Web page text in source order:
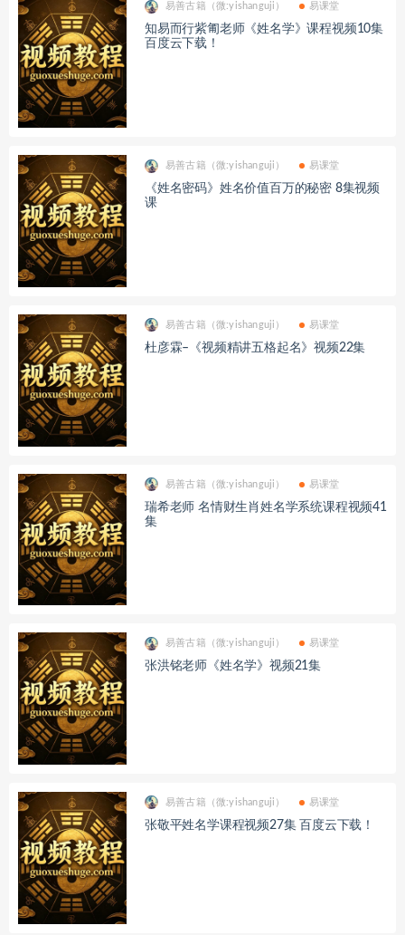
易善古籍（微:yishanguji） 易课堂
知易而行紫匍老师《姓名学》课程视频10集
百度云下载！
易善古籍（微:yishanguji） 易课堂
《姓名密码》姓名价值百万的秘密 8集视频
课
易善古籍（微:yishanguji） 易课堂
杜彦霖–《视频精讲五格起名》视频22集
易善古籍（微:yishanguji） 易课堂
瑞希老师 名情财生肖姓名学系统课程视频41
集
易善古籍（微:yishanguji） 易课堂
张洪铭老师《姓名学》视频21集
易善古籍（微:yishanguji） 易课堂
张敬平姓名学课程视频27集 百度云下载！